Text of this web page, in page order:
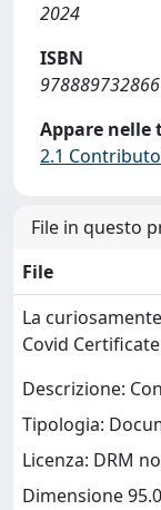
2024
ISBN
Appare nelle
2.1
File in questo
File
La
Covid
Descrizione:
Tipologia:
Licenza: DRM
Dimensione